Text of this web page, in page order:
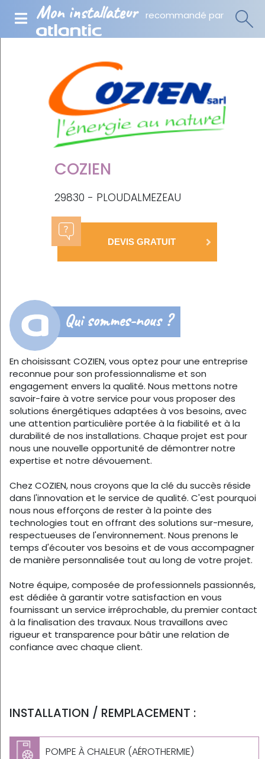
Mon installateur recommandé par
COZIEN
29830 - PLOUDALMEZEAU
DEVIS GRATUIT
Qui sommes-nous ?
En choisissant COZIEN, vous optez pour une entreprise
reconnue pour son professionnalisme et son
engagement envers la qualité. Nous mettons notre
savoir-faire à votre service pour vous proposer des
solutions énergétiques adaptées à vos besoins, avec
une attention particulière portée à la fiabilité et à la
durabilité de nos installations. Chaque projet est pour
nous une nouvelle opportunité de démontrer notre
expertise et notre dévouement.
Chez COZIEN, nous croyons que la clé du succès réside
dans l'innovation et le service de qualité. C'est pourquoi
nous nous efforçons de rester à la pointe des
technologies tout en offrant des solutions sur-mesure,
respectueuses de l'environnement. Nous prenons le
temps d'écouter vos besoins et de vous accompagner
de manière personnalisée tout au long de votre projet.
Notre équipe, composée de professionnels passionnés,
est dédiée à garantir votre satisfaction en vous
fournissant un service irréprochable, du premier contact
à la finalisation des travaux. Nous travaillons avec
rigueur et transparence pour bâtir une relation de
confiance avec chaque client.
INSTALLATION / REMPLACEMENT :
POMPE À CHALEUR (AÉROTHERMIE)